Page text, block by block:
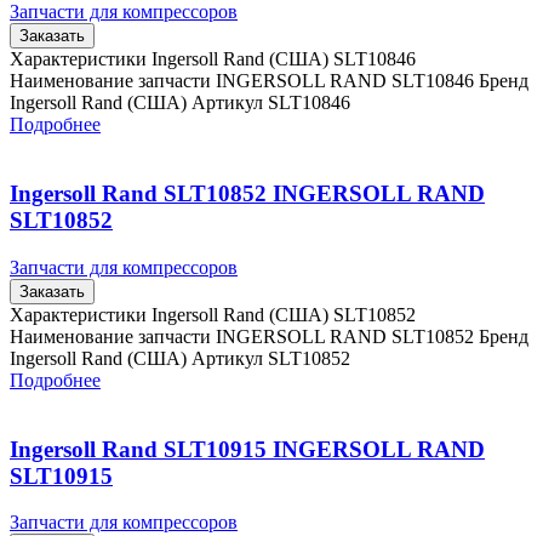
Запчасти для компрессоров
Заказать
Характеристики Ingersoll Rand (США) SLT10846
Наименование запчасти INGERSOLL RAND SLT10846 Бренд
Ingersoll Rand (США) Артикул SLT10846
Подробнее
Ingersoll Rand SLT10852 INGERSOLL RAND
SLT10852
Запчасти для компрессоров
Заказать
Характеристики Ingersoll Rand (США) SLT10852
Наименование запчасти INGERSOLL RAND SLT10852 Бренд
Ingersoll Rand (США) Артикул SLT10852
Подробнее
Ingersoll Rand SLT10915 INGERSOLL RAND
SLT10915
Запчасти для компрессоров